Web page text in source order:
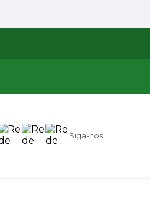
Siga-nos